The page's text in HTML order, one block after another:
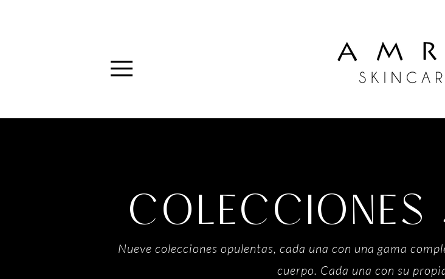
COLECCIONES
Nueve colecciones opulentas, cada una con una gama
cuerpo. Cada una con su